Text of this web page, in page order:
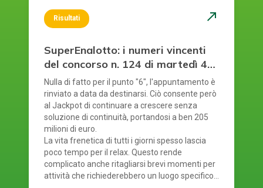
Risultati north_east
SuperEnalotto: i numeri vincenti
del concorso n. 124 di martedì 4
agosto 2026
Nulla di fatto per il punto "6", l'appuntamento è
rinviato a data da destinarsi. Ciò consente però
al Jackpot di continuare a crescere senza
soluzione di continuità, portandosi a ben 205
milioni di euro.
La vita frenetica di tutti i giorni spesso lascia
poco tempo per il relax. Questo rende
complicato anche ritagliarsi brevi momenti per
attività che richiederebbero un luogo specifico.